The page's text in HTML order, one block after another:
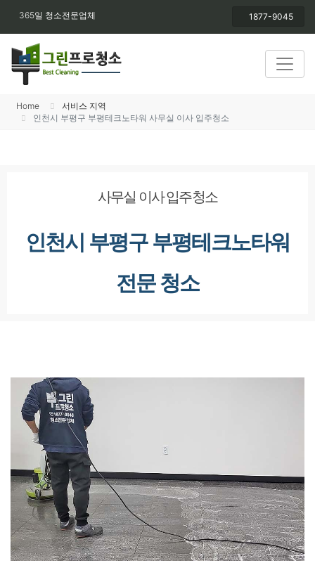
365일 청소전문업체 1877-9045
Home
서비스 지역
인천시 부평구 부평테크노타워 사무실 이사 입주청소
사무실 이사 입주청소
인천시 부평구 부평테크노타워
전문 청소